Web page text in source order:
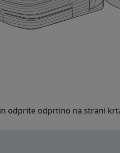
odprite odprtino na strani